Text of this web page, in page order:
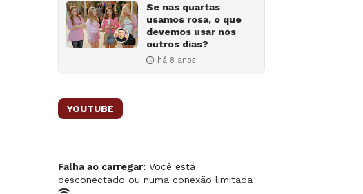
Se nas quartas
usamos rosa, o que
devemos usar nos
outros dias?
há 8 anos
YOUTUBE
Falha ao carregar: Você está
desconectado ou numa conexão limitada